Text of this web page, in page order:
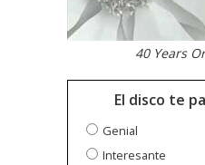
40 Years
El disco te
Genial
Interesante